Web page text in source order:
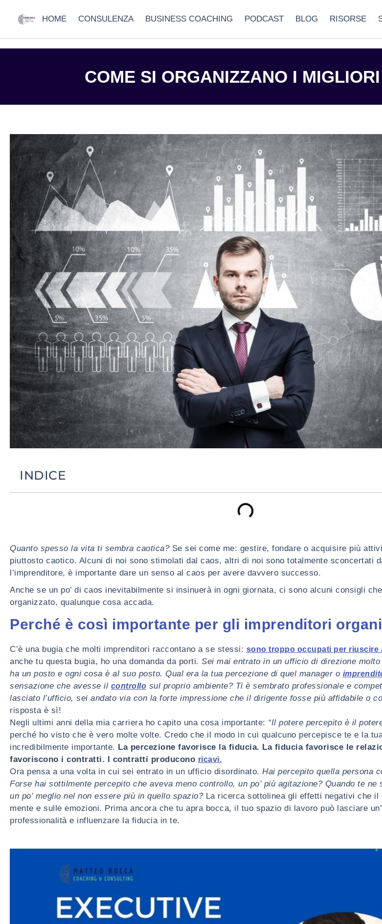
HOME CONSULENZA BUSINESS COACHING PODCAST BLOG RISORSE
COME SI ORGANIZZANO I
INDICE
Quanto spesso la vita ti sembra caotica? Se sei come me: gestire, fondare o acquisire più
piuttosto caotico. Alcuni di noi sono stimolati dal caos, altri di noi sono totalmente sconcertati
l’imprenditore, è importante dare un senso al caos per avere davvero successo.
Anche se un po’ di caos inevitabilmente si insinuerà in ogni giornata, ci sono alcuni consigli
organizzato, qualunque cosa accada.
Perché è così importante per gli imprenditori
C’è una bugia che molti imprenditori raccontano a se stessi: sono troppo occupati per riuscire
anche tu questa bugia, ho una domanda da porti. Sei mai entrato in un ufficio di direzione
ha un posto e ogni cosa è al suo posto. Qual era la tua percezione di quel manager o
sensazione che avesse il controllo sul proprio ambiente? Ti è sembrato professionale e
lasciato l’ufficio, sei andato via con la forte impressione che il dirigente fosse più affidabile o
risposta è sì!
Negli ultimi anni della mia carriera ho capito una cosa importante: “Il potere percepito è il
perché ho visto che è vero molte volte. Credo che il modo in cui qualcuno percepisce te e la
incredibilmente importante. La percezione favorisce la fiducia. La fiducia favorisce le
favoriscono i contratti. I contratti producono ricavi.
Ora pensa a una volta in cui sei entrato in un ufficio disordinato. Hai percepito quella persona
Forse hai sottilmente percepito che aveva meno controllo, un po’ più agitazione? Quando te
un po’ meglio nel non essere più in quello spazio? La ricerca sottolinea gli effetti negativi che il
mente e sulle emozioni. Prima ancora che tu apra bocca, il tuo spazio di lavoro può lasciare
professionalità e influenzare la fiducia in te.